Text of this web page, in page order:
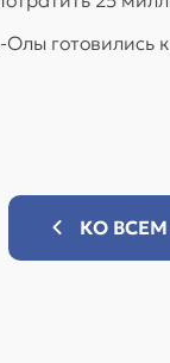
готовились
КО